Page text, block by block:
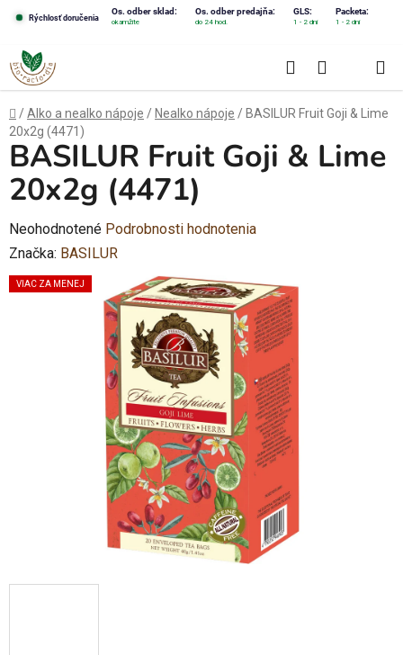
obsah
Rýchlosť doručenia
Os. odber sklad: Os. odber predajňa: GLS: Packeta:
okamžite do 24 hod. 1 - 2 dni 1 - 2 dni
Hľadať
KOŠÍK
Domov
/Alko a nealko nápoje / Nealko nápoje / BASILUR Fruit Goji & Lime
20x2g (4471)
BASILUR Fruit Goji & Lime
20x2g (4471)
Priemerné
hodnotenie
produktu
Neohodnotené Podrobnosti hodnotenia
Značka: BASILUR
VIAC ZA MENEJ